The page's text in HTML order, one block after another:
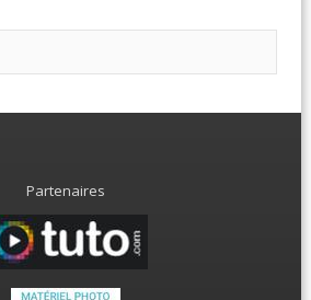
Partenaires